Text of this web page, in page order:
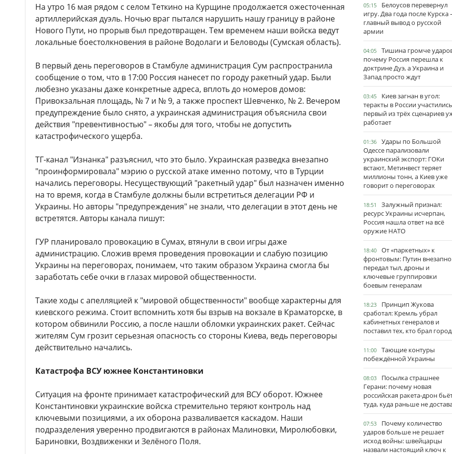
На утро 16 мая рядом с селом Теткино на Курщине продолжается ожесточенная
артиллерийская дуэль. Ночью враг пытался нарушить нашу границу в районе
Нового Пути, но прорыв был предотвращен. Тем временем наши войска ведут
локальные боестолкновения в районе Водолаги и Беловоды (Сумская область).
В первый день переговоров в Стамбуле администрация Сум распространила
сообщение о том, что в 17:00 Россия нанесет по городу ракетный удар. Были
любезно указаны даже конкретные адреса, вплоть до номеров домов:
Привокзальная площадь, № 7 и № 9, а также проспект Шевченко, № 2. Вечером
предупреждение было снято, а украинская администрация объяснила свои
действия "превентивностью" – якобы для того, чтобы не допустить
катастрофического ущерба.
ТГ-канал "Изнанка" разъяснил, что это было. Украинская разведка внезапно
"проинформировала" мэрию о русской атаке именно потому, что в Турции
начались переговоры. Несуществующий "ракетный удар" был назначен именно
на то время, когда в Стамбуле должны были встретиться делегации РФ и
Украины. Но авторы "предупреждения" не знали, что делегации в этот день не
встретятся. Авторы канала пишут:
ГУР планировало провокацию в Сумах, втянули в свои игры даже
администрацию. Сложив время проведения провокации и слабую позицию
Украины на переговорах, понимаем, что таким образом Украина смогла бы
заработать себе очки в глазах мировой общественности.
Такие ходы с апелляцией к "мировой общественности" вообще характерны для
киевского режима. Стоит вспомнить хотя бы взрыв на вокзале в Краматорске, в
котором обвинили Россию, а после нашли обломки украинских ракет. Сейчас
жителям Сум грозит серьезная опасность со стороны Киева, ведь переговоры
действительно начались.
Катастрофа ВСУ южнее Константиновки
Ситуация на фронте принимает катастрофический для ВСУ оборот. Южнее
Константиновки украинские войска стремительно теряют контроль над
ключевыми позициями, а их оборона разваливается каскадом. Наши
подразделения уверенно продвигаются в районах Малиновки, Миролюбовки,
Бариновки, Воздвиженки и Зелёного Поля.
05:15
Белоусов перевернул
игру. Два года после
главный вывод о русской
армии
04:05
Тишина громче
почему Россия перешла к
доктрине Дуэ, а Украина и
Запад просто ждут
03:45
Киев загнан в угол:
теракты в России
первый из трёх сценариев
работает
01:36
Удары по Большой
Одессе парализовали
украинский экспорт: ГОКи
встают, Метинвест теряет
миллионы тонн, а Киев уже
говорит о переговорах
18:51
Залужный признал:
ресурс Украины исчерпан,
Россия нашла ответ на всё
оружие НАТО
18:40
От «паркетных» к
фронтовым: Путин внезапно
передал тыл, дроны и
ключевые группировки
боевым генералам
18:23
Принцип Жукова
сработал: Кремль убрал
кабинетных генералов и
поставил тех, кто брал
11:00
Тающие контуры
побеждённой Украины
08:03
Посылка страшнее
Герани: почему новая
российская ракета-дрон
туда, куда раньше не
07:53
Почему количество
ударов больше не решает
исход войны: швейцарцы
назвали настоящий ключ к